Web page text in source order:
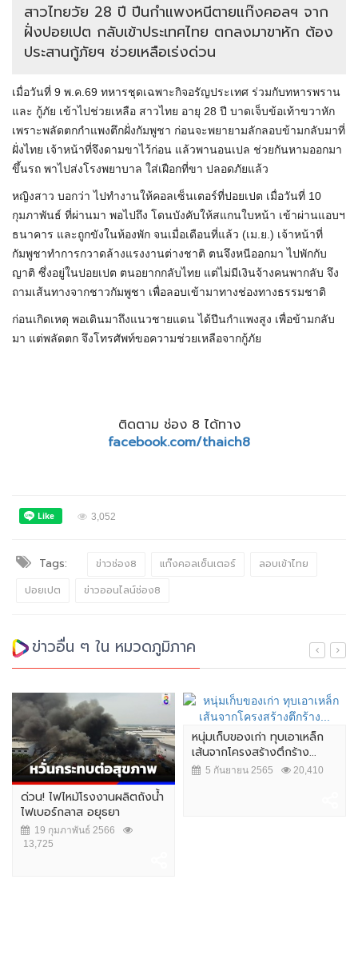
สาวไทยวัย 28 ปี ปีนกำแพงหนีตายแก๊งคอลฯ จาก
ฝั่งปอยเปต กลับเข้าประเทศไทย ตกลงมาขาหัก ต้อง
ประสานกู้ภัยฯ ช่วยเหลือเร่งด่วน
เมื่อวันที่ 9 พ.ค.69 ทหารชุดเฉพาะกิจอรัญประเทศ ร่วมกับทหารพราน
และ กู้ภัย เข้าไปช่วยเหลือ สาวไทย อายุ 28 ปี บาดเจ็บข้อเท้าขวาหัก
เพราะพลัดตกกำแพงตึกฝั่งกัมพูชา ก่อนจะพยายามลักลอบข้ามกลับมาที่
ฝั่งไทย เจ้าหน้าที่จึงดามขาไว้ก่อน แล้วพานอนเปล ช่วยกันหามออกมา
ขึ้นรถ พาไปส่งโรงพยาบาล ใส่เฝือกที่ขา ปลอดภัยแล้ว
หญิงสาว บอกว่า ไปทำงานให้คอลเซ็นเตอร์ที่ปอยเปต เมื่อวันที่ 10
กุมภาพันธ์ ที่ผ่านมา พอไปถึง โดนบังคับให้สแกนใบหน้า เข้าผ่านแอบฯ
ธนาคาร และถูกขังในห้องพัก จนเมื่อเดือนที่แล้ว (เม.ย.) เจ้าหน้าที่
กัมพูชาทำการกวาดล้างแรงงานต่างชาติ ตนจึงหนีออกมา ไปพักกับ
ญาติ ซึ่งอยู่ในปอยเปต ตนอยากกลับไทย แต่ไม่มีเงินจ้างคนพากลับ จึง
ถามเส้นทางจากชาวกัมพูชา เพื่อลอบเข้ามาทางช่องทางธรรมชาติ
ก่อนเกิดเหตุ พอเดินมาถึงแนวชายแดน ได้ปีนกำแพงสูง เพื่อข้ามกลับ
มา แต่พลัดตก จึงโทรศัพท์ขอความช่วยเหลือจากกู้ภัย
ติดตาม ช่อง 8 ได้ทาง
facebook.com/thaich8
3,052
Tags: ข่าวช่อง8 แก๊งคอลเซ็นเตอร์
ลอบเข้าไทย
ปอยเปต
ข่าวออนไลน์ช่อง8
ข่าวอื่น ๆ ใน หมวดภูมิภาค
ด่วน! ไฟไหม้โรงงานผลิตถังน้ำ
ไฟเบอร์กลาส อยุธยา
19 กุมภาพันธ์ 2566
13,725
หนุ่มเก็บของเก่า ทุบเอาเหล็ก
เส้นจากโครงสร้างตึกร้าง...
5 กันยายน 2565 20,410